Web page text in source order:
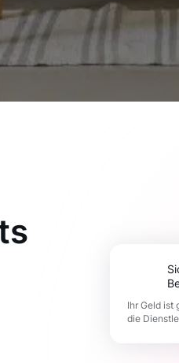
Sichere
Ihr Geld ist
die